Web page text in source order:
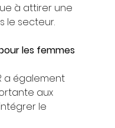
à attirer une
le secteur.
les femmes
a également
aux
le